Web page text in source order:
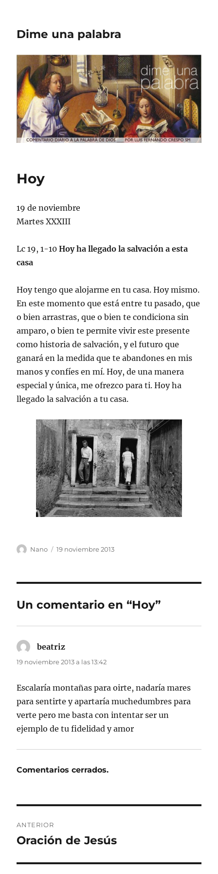
Dime una palabra
Hoy
19 de noviembre
Martes XXXIII
Lc 19, 1-10Hoy ha llegado la salvación a esta
casa
Hoy tengo que alojarme en tu casa. Hoy mismo.
En este momento que está entre tu pasado, que
o bien arrastras, que o bien te condiciona sin
amparo, o bien te permite vivir este presente
como historia de salvación, y el futuro que
ganará en la medida que te abandones en mis
manos y confíes en mí. Hoy, de una manera
especial y única, me ofrezco para ti. Hoy ha
llegado la salvación a tu casa.
Autor
Nano
Publicado
19 noviembre 2013
Un comentario en “Hoy”
beatriz
19 noviembre 2013 a las 13:42
Escalaría montañas para oirte, nadaría mares
para sentirte y apartaría muchedumbres para
verte pero me basta con intentar ser un
ejemplo de tu fidelidad y amor
Comentarios cerrados.
de
ANTERIOR
Entrada
Oración de Jesús